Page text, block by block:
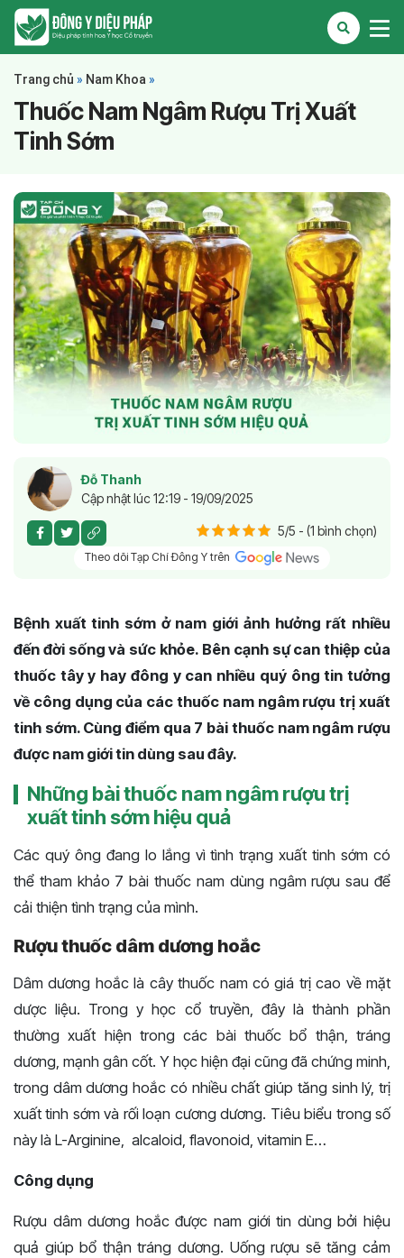
Trang chủ » Nam Khoa »
Thuốc Nam Ngâm Rượu Trị Xuất
Tinh Sớm
Đỗ Thanh
Cập nhật lúc 12:19 - 19/09/2025
5/5 - (1 bình chọn)
Theo dõi Tạp Chí Đông Y trên
Bệnh xuất tinh sớm ở nam giới ảnh hưởng rất nhiều
đến đời sống và sức khỏe. Bên cạnh sự can thiệp của
thuốc tây y hay đông y can nhiều quý ông tin tưởng
về công dụng của các thuốc nam ngâm rượu trị xuất
tinh sớm. Cùng điểm qua 7 bài thuốc nam ngâm rượu
được nam giới tin dùng sau đây.
Những bài thuốc nam ngâm rượu trị
xuất tinh sớm hiệu quả
Các quý ông đang lo lắng vì tình trạng xuất tinh sớm có
thể tham khảo 7 bài thuốc nam dùng ngâm rượu sau để
cải thiện tình trạng của mình.
Rượu thuốc dâm dương hoắc
Dâm dương hoắc là cây thuốc nam có giá trị cao về mặt
dược liệu. Trong y học cổ truyền, đây là thành phần
thường xuất hiện trong các bài thuốc bổ thận, tráng
dương, mạnh gân cốt. Y học hiện đại cũng đã chứng minh,
trong dâm dương hoắc có nhiều chất giúp tăng sinh lý, trị
xuất tinh sớm và rối loạn cương dương. Tiêu biểu trong số
này là L-Arginine, alcaloid, flavonoid, vitamin E…
Công dụng
Rượu dâm dương hoắc được nam giới tin dùng bởi hiệu
quả giúp bổ thận tráng dương. Uống rượu sẽ tăng cảm